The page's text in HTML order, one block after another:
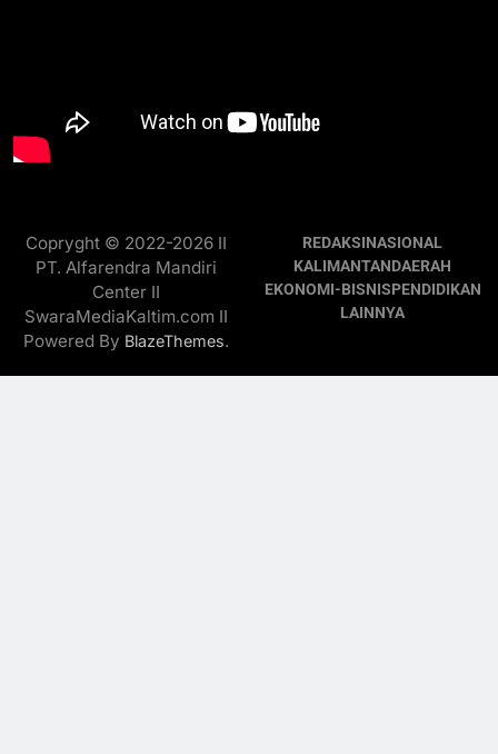
Copryght © 2022-2026 II
PT. Alfarendra Mandiri
Center II
SwaraMediaKaltim.com II
Powered By BlazeThemes.
REDAKSINASIONAL
KALIMANTANDAERAH
EKONOMI-BISNISPENDIDIKAN
LAINNYA